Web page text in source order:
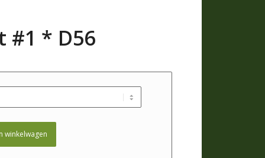
#1 * D56
winkelwagen